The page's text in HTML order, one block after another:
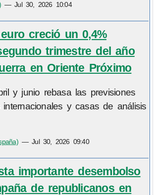
—Jul 30, 2026 10:04
creció un 0,4%
trimestre del año
en Oriente Próximo
y junio rebasa las previsiones
y casas de análisis
—Jul 30, 2026 09:40
importante desembolso
de republicanos en